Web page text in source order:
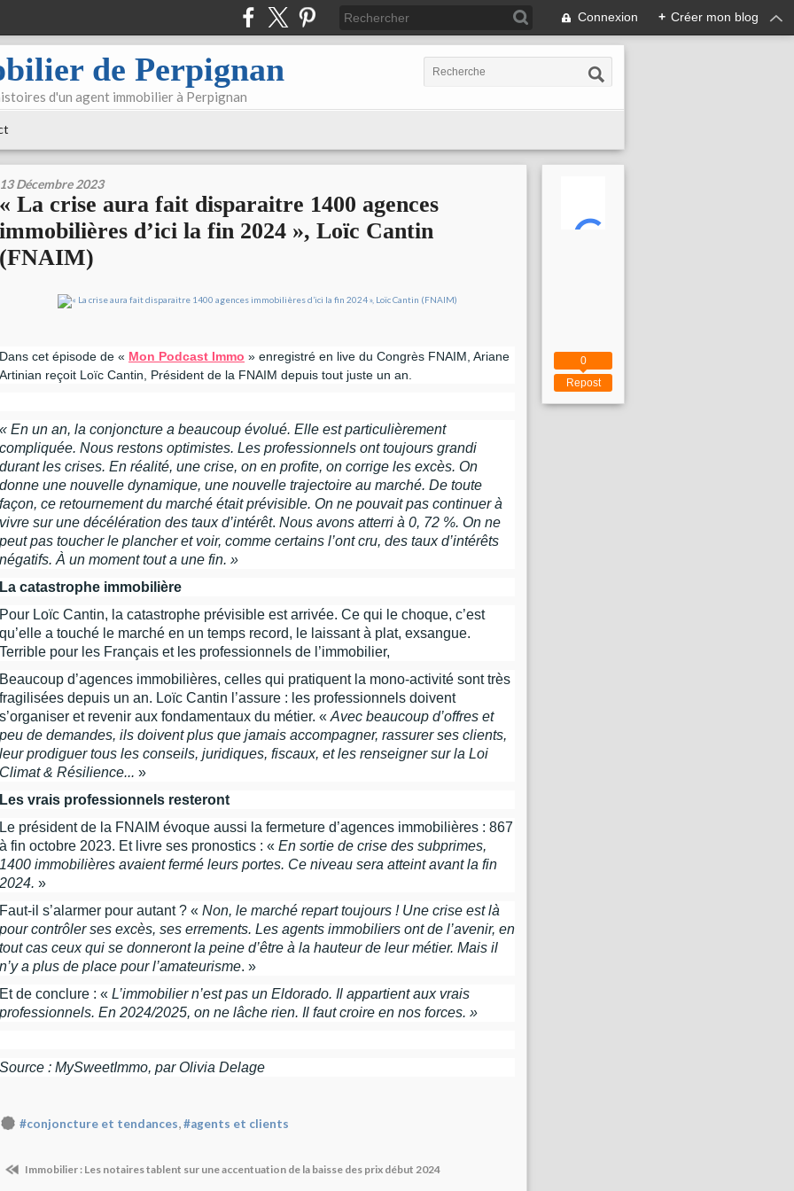
Connexion + Créer mon blog
de Perpignan
d'un agent immobilier à Perpignan
13 Décembre 2023
« La crise aura fait disparaitre 1400 agences
immobilières d’ici la fin 2024 », Loïc Cantin
(FNAIM)
Dans cet épisode de « Mon Podcast Immo » enregistré en live du Congrès FNAIM, Ariane
Artinian reçoit Loïc Cantin, Président de la FNAIM depuis tout juste un an.
« En un an, la conjoncture a beaucoup évolué. Elle est particulièrement
compliquée. Nous restons optimistes. Les professionnels ont toujours grandi
durant les crises. En réalité, une crise, on en profite, on corrige les excès. On
donne une nouvelle dynamique, une nouvelle trajectoire au marché. De toute
façon, ce retournement du marché était prévisible. On ne pouvait pas continuer à
vivre sur une décélération des taux d’intérêt. Nous avons atterri à 0, 72 %. On ne
peut pas toucher le plancher et voir, comme certains l’ont cru, des taux d’intérêts
négatifs. À un moment tout a une fin. »
La catastrophe immobilière
Pour Loïc Cantin, la catastrophe prévisible est arrivée. Ce qui le choque, c’est
qu’elle a touché le marché en un temps record, le laissant à plat, exsangue.
Terrible pour les Français et les professionnels de l’immobilier,
Beaucoup d’agences immobilières, celles qui pratiquent la mono-activité sont très
fragilisées depuis un an. Loïc Cantin l’assure : les professionnels doivent
s’organiser et revenir aux fondamentaux du métier. « Avec beaucoup d’offres et
peu de demandes, ils doivent plus que jamais accompagner, rassurer ses clients,
leur prodiguer tous les conseils, juridiques, fiscaux, et les renseigner sur la Loi
Climat & Résilience... »
Les vrais professionnels resteront
Le président de la FNAIM évoque aussi la fermeture d’agences immobilières : 867
à fin octobre 2023. Et livre ses pronostics : « En sortie de crise des subprimes,
1400 immobilières avaient fermé leurs portes. Ce niveau sera atteint avant la fin
2024. »
Faut-il s’alarmer pour autant ? « Non, le marché repart toujours ! Une crise est là
pour contrôler ses excès, ses errements. Les agents immobiliers ont de l’avenir, en
tout cas ceux qui se donneront la peine d’être à la hauteur de leur métier. Mais il
n’y a plus de place pour l’amateurisme. »
Et de conclure : « L’immobilier n’est pas un Eldorado. Il appartient aux vrais
professionnels. En 2024/2025, on ne lâche rien. Il faut croire en nos forces. »
Source : MySweetImmo, par Olivia Delage
#conjoncture et tendances,#agents et clients
Immobilier : Les notaires tablent sur une accentuation de la baisse des prix début 2024
Repost
0